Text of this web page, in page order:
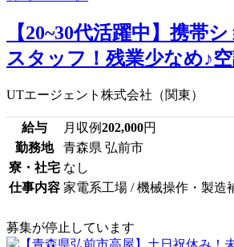
【20~30代活躍中】携帯
スタッフ！残業少なめ♪
UTエージェント株式会社（関東）
給与 月収例202,000円
勤務地
青森県 弘前市
寮・社宅 なし
仕事内容 家電系工場 / 機械操作・製造
募集が停止しています